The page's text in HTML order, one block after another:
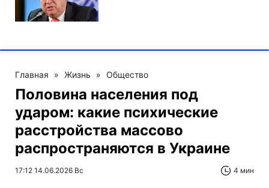
Главная » Жизнь » Общество
Половина населения под
ударом: какие психические
расстройства массово
распространяются в Украине
17:12 14.06.2026 Вс 4 мин